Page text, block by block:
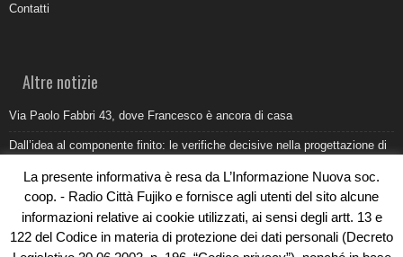
Contatti
Altre notizie
Via Paolo Fabbri 43, dove Francesco è ancora di casa
Dall’idea al componente finito: le verifiche decisive nella progettazione di
Belvedere Marittimo e il report ARPACAL 2026 sulla qualità del mare
Come organizzare e allestire una camera ardente per l’ultimo saluto
Umidità di risalita in casa, come riconoscere i segnali veri
La presente informativa è resa da L’Informazione Nuova soc.
coop. - Radio Città Fujiko e fornisce agli utenti del sito alcune
informazioni relative ai cookie utilizzati, ai sensi degli artt. 13 e
122 del Codice in materia di protezione dei dati personali (Decreto